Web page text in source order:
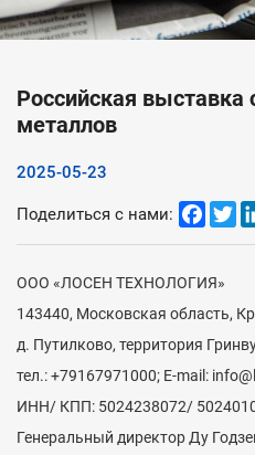
Российская выставка
металлов
2025-05-23
Поделиться с нами:
ООО «ЛОСЕН ТЕХНОЛОГИЯ»
143440, Московская область,
д. Путилково, территория
тел.: +79167971000; E-mail:
ИНН/ КПП: 5024238072/
Генеральный директор Ду